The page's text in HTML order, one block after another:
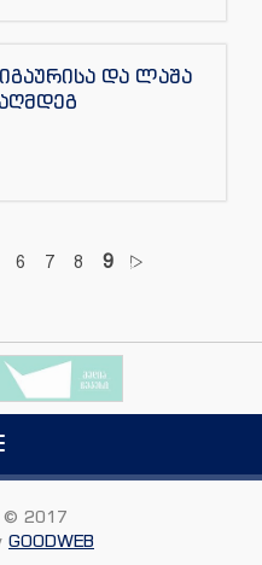
და ლაშა
6 7 8 9
© 2017
GOODWEB